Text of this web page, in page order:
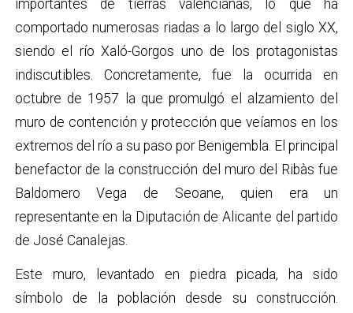
importantes de tierras valencianas, lo que ha
comportado numerosas riadas a lo largo del siglo XX,
siendo el río Xaló-Gorgos uno de los protagonistas
indiscutibles. Concretamente, fue la ocurrida en
octubre de 1957 la que promulgó el alzamiento del
muro de contención y protección que veíamos en los
extremos del río a su paso por Benigembla. El principal
benefactor de la construcción del muro del Ribàs fue
Baldomero Vega de Seoane, quien era un
representante en la Diputación de Alicante del partido
de José Canalejas.
​Este muro, levantado en piedra picada, ha sido
símbolo de la población desde su construcción.